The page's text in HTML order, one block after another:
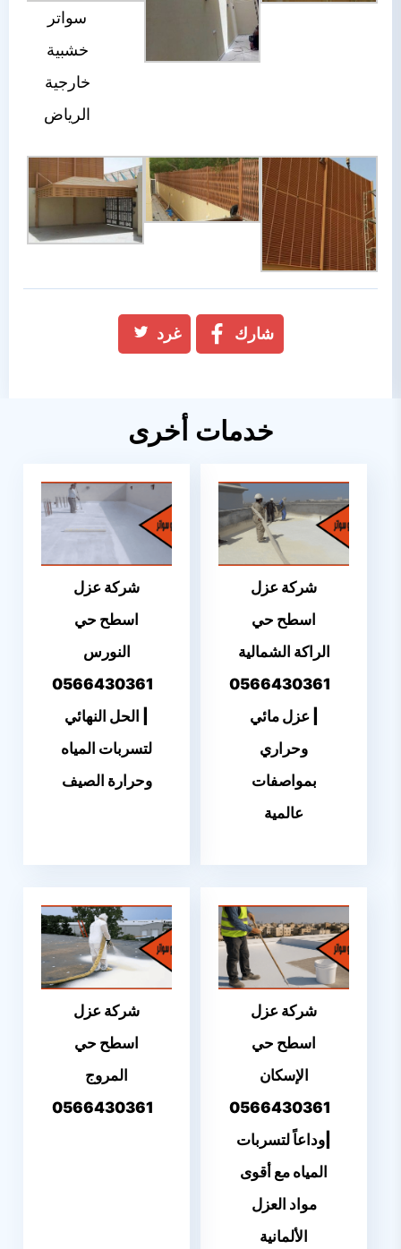
سواتر
خشبية
خارجية
الرياض
شارك غرد
خدمات أخرى
شركة عزل
اسطح حي
الراكة الشمالية
0566430361
| عزل مائي
وحراري
بمواصفات
عالمية
شركة عزل
اسطح حي
النورس
0566430361
| الحل النهائي
لتسربات المياه
وحرارة الصيف
شركة عزل
اسطح حي
الإسكان
0566430361
|وداعاً لتسربات
المياه مع أقوى
مواد العزل
الألمانية
شركة عزل
اسطح حي
المروج
0566430361